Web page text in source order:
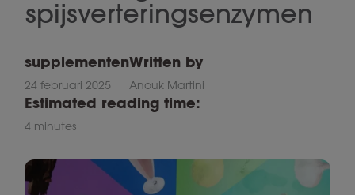
spijsverteringsenzymen
supplementen
24 februari 2025
Written by
Anouk Martini
Estimated reading time:
4 minutes